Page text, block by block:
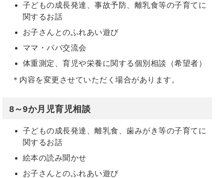
子どもの成長発達、事故予防、離乳食等の子育てに
関するお話
お子さんとのふれあい遊び
ママ・パパ交流会
体重測定、育児や栄養に関する個別相談（希望者）
＊内容を変更させていただく場合があります。
8～9か月児育児相談
子どもの成長発達、離乳食、歯みがき等の子育てに
関するお話
絵本の読み聞かせ
お子さんとのふれあい遊び